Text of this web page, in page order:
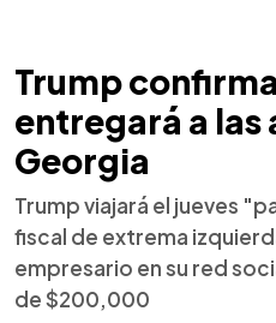
Trump
entregará a las
Georgia
Trump viajará el jueves
fiscal de extrema
empresario en su red
de $200,000